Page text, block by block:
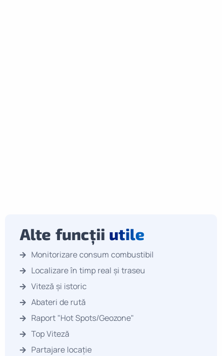
Alte funcții utile
Monitorizare consum combustibil
Localizare în timp real și traseu
Viteză și istoric
Abateri de rută
Raport "Hot Spots/Geozone"
Top Viteză
Partajare locație